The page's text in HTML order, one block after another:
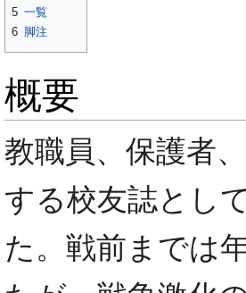
5 一覧
6 脚注
概要
教職員、保護者
する校友誌とし
た。戦前までは